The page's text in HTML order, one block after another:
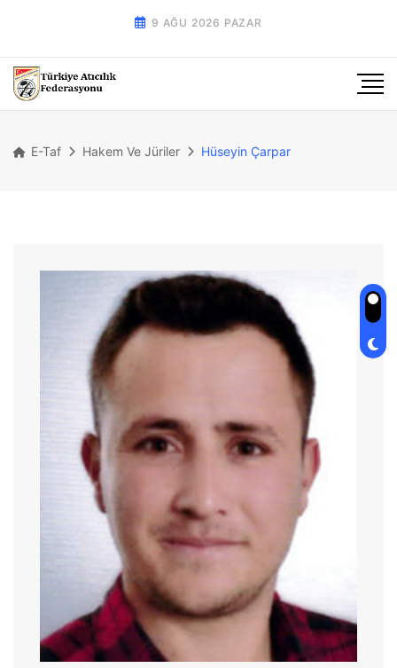
9 AĞU 2026 PAZAR
E-Taf Hakem Ve Jüriler Hüseyin Çarpar